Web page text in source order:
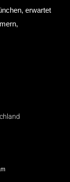
erwartet